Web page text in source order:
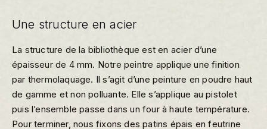
Une structure en acier
La structure de la bibliothèque est en acier d’une
épaisseur de 4 mm. Notre peintre applique une finition
par thermolaquage. Il s’agit d’une peinture en poudre haut
de gamme et non polluante. Elle s’applique au pistolet
puis l’ensemble passe dans un four à haute température.
Pour terminer, nous fixons des patins épais en feutrine